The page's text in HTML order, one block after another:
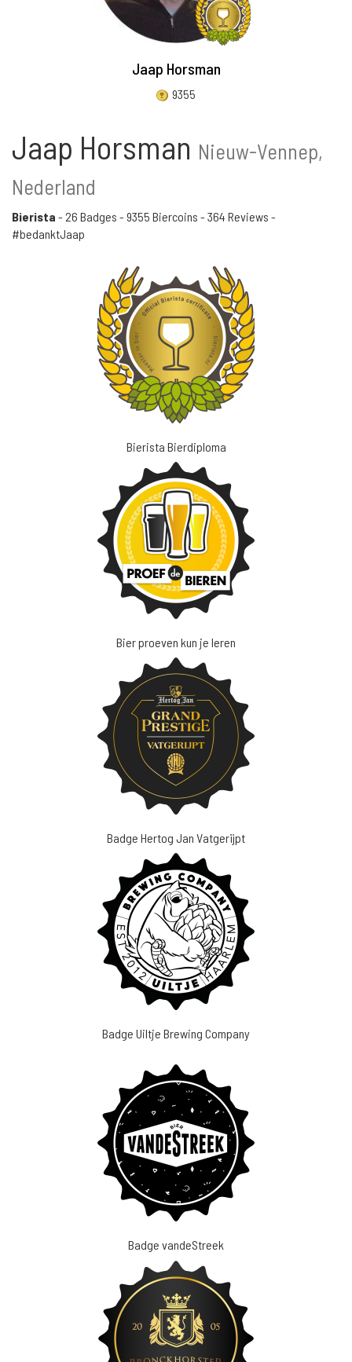
Jaap Horsman
9355
Jaap Horsman Nieuw-Vennep,
Nederland
Bierista - 26 Badges - 9355 Biercoins - 364 Reviews -
#bedanktJaap
Bierista Bierdiploma
Bier proeven kun je leren
Badge Hertog Jan Vatgerijpt
Badge Uiltje Brewing Company
Badge vandeStreek